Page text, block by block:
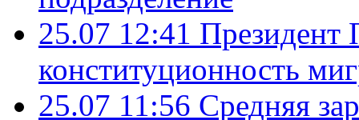
25.07 12:41 Президент
конституционность
25.07 11:56 Средняя